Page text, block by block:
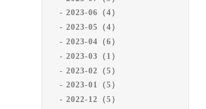
2023-06（4）
2023-05（4）
2023-04（6）
2023-03（1）
2023-02（5）
2023-01（5）
2022-12（5）